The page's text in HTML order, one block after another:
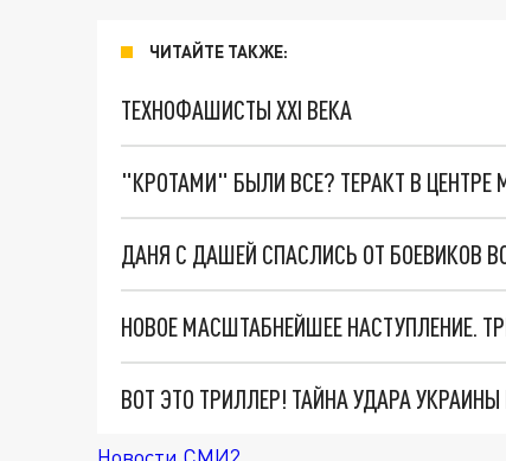
ЧИТАЙТЕ ТАКЖЕ:
ТЕХНОФАШИСТЫ XXI ВЕКА
"КРОТАМИ" БЫЛИ ВСЕ? ТЕРАКТ В
ДАНЯ С ДАШЕЙ СПАСЛИСЬ ОТ БОЕВИКОВ
ВОТ ЭТО ТРИЛЛЕР! ТАЙНА УДАРА